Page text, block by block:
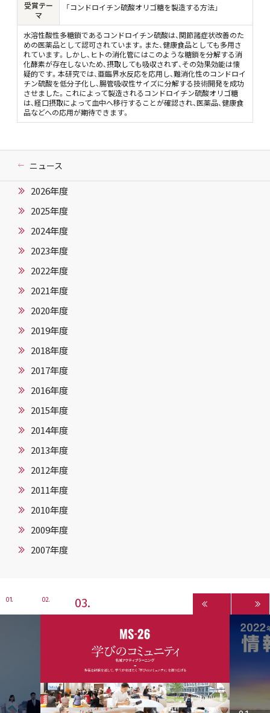
受賞テー
マ
「コンドロイチン硫酸オリゴ糖を製造する方法」
水溶性酸性多糖鎖であるコンドロイチン硫酸は、関節諸症状改善のた
めの医薬品として認可されています。また、健康食品としても多用さ
れています。しかし、ヒトの消化管にはこのような糖鎖を分解する消
化酵素が存在しないため、摂取しても吸収されず、その効果効能は懐
疑的です。本研究では、亜臨界水反応を応用し、難消化性のコンドロイ
チン硫酸を低分子化し、腸管吸収性サイズに分解する技術開発を成功
させました。これによって製造されるコンドロイチン硫酸オリゴ糖
は、経口摂取によって血中へ移行することが確認され、医薬品、健康食
品などへの応用が期待できます。
ニュース
2026年度
2025年度
2024年度
2023年度
2022年度
2021年度
2020年度
2019年度
2018年度
2017年度
2016年度
2015年度
2014年度
2013年度
2012年度
2011年度
2010年度
2009年度
2007年度
1 2 3